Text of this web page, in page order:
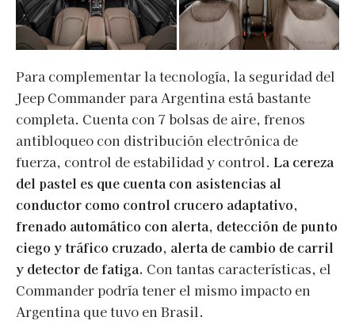
Para complementar la tecnología, la seguridad del
Jeep Commander para Argentina está bastante
completa. Cuenta con 7 bolsas de aire, frenos
antibloqueo con distribución electrónica de
fuerza, control de estabilidad y control. La cereza
del pastel es que cuenta con asistencias al
conductor como control crucero adaptativo,
frenado automático con alerta, detección de punto
ciego y tráfico cruzado, alerta de cambio de carril
y detector de fatiga. Con tantas características, el
Commander podría tener el mismo impacto en
Argentina que tuvo en Brasil.